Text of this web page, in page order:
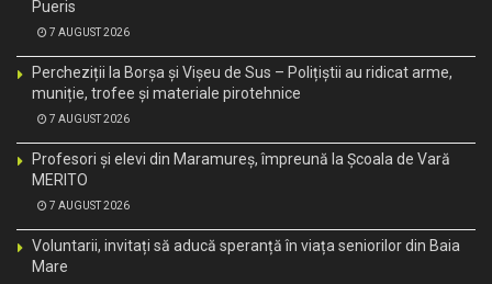
Pueris
7 AUGUST 2026
Percheziții la Borșa și Vișeu de Sus – Polițiștii au ridicat arme,
muniție, trofee și materiale pirotehnice
7 AUGUST 2026
Profesori și elevi din Maramureș, împreună la Școala de Vară
MERITO
7 AUGUST 2026
Voluntarii, invitați să aducă speranță în viața seniorilor din Baia
Mare